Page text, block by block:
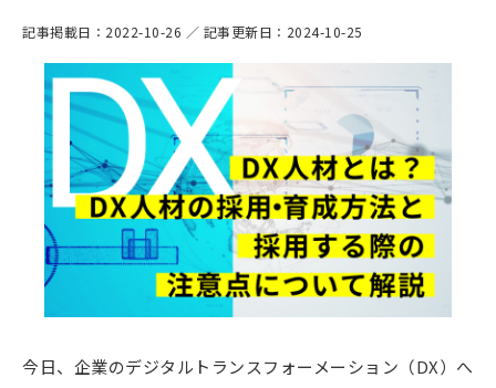
記事掲載日： 2022-10-26 ／ 記事更新日： 2024-10-25
今日、企業のデジタルトランスフォーメーション（DX）へ